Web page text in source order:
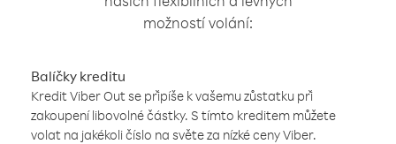
možností volání:
Balíčky kreditu
Kredit Viber Out se připíše k vašemu zůstatku při
zakoupení libovolné částky. S tímto kreditem můžete
volat na jakékoli číslo na světe za nízké ceny Viber.